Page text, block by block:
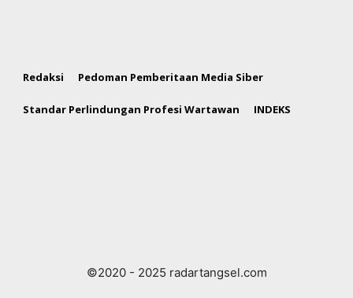
Redaksi Pedoman Pemberitaan Media Siber
Standar Perlindungan Profesi Wartawan INDEKS
©2020 - 2025 radartangsel.com